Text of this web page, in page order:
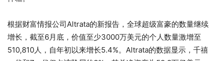
根据财富情报公司Altrata的新报告，全球超级富豪的数量继续
增长，截至6月底，价值至少3000万美元的个人数量激增至
510,810人，自年初以来增长5.4%。Altrata的数据显示，千禧